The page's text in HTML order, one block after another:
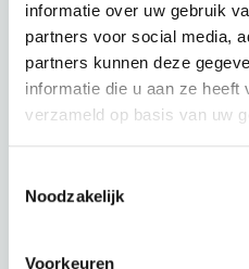
informatie over uw gebruik
partners voor social media,
partners kunnen deze
informatie die u aan ze
verzameld op basis van uw
Noodzakelijk
Voorkeuren